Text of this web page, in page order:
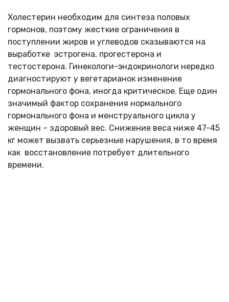
Холестерин необходим для синтеза половых
гормонов, поэтому жесткие ограничения в
поступлении жиров и углеводов сказываются на
выработке эстрогена, прогестерона и
тестостерона. Гинекологи-эндокринологи нередко
диагностируют у вегетарианок изменение
гормонального фона, иногда критическое. Еще один
значимый фактор сохранения нормального
гормонального фона и менструального цикла у
женщин – здоровый вес. Снижение веса ниже 47-45
кг может вызвать серьезные нарушения, в то время
как восстановление потребует длительного
времени.